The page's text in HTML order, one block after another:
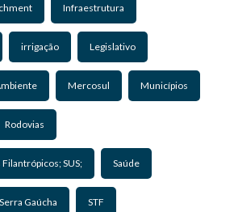
Infraestrutura
irrigação Legislativo
Mercosul Municípios
Rodovias
SUS; Saúde
Serra Gaúcha STF